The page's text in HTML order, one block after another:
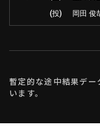
(投)
岡田 俊
暫定的な途中結果デ
います。